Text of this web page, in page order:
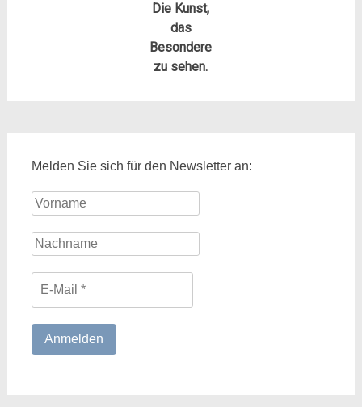
Die Kunst,
das
Besondere
zu sehen.
Melden Sie sich für den Newsletter an: